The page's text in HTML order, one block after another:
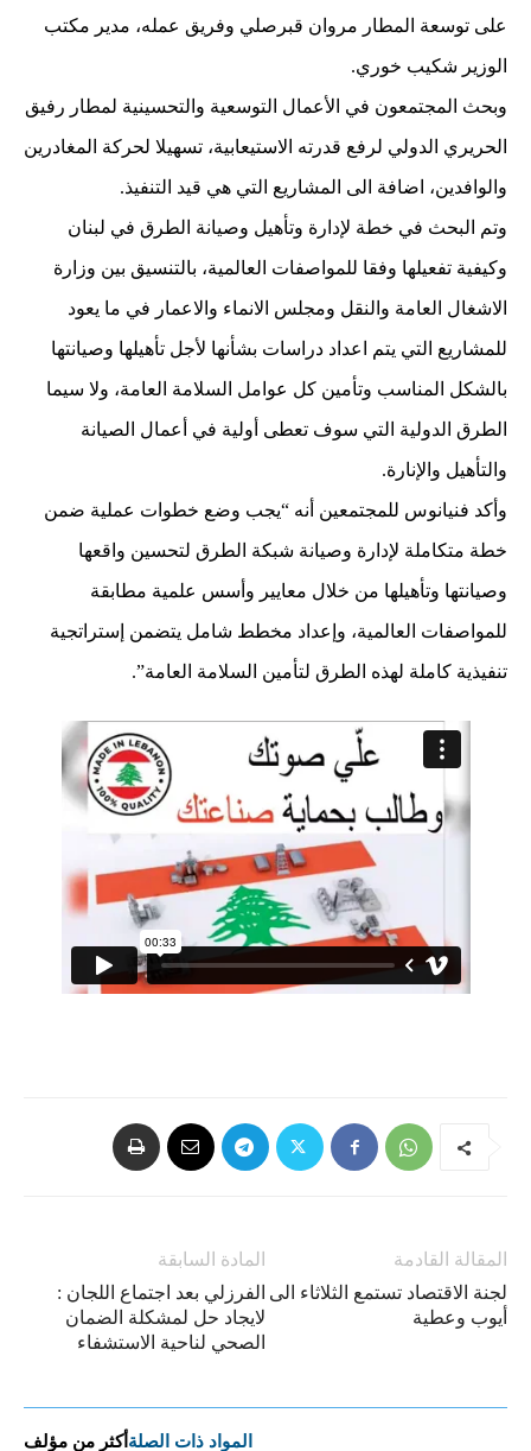
على توسعة المطار مروان قبرصلي وفريق عمله، مدير مكتب
الوزير شكيب خوري.
وبحث المجتمعون في الأعمال التوسعية والتحسينية لمطار رفيق
الحريري الدولي لرفع قدرته الاستيعابية، تسهيلا لحركة المغادرين
والوافدين، اضافة الى المشاريع التي هي قيد التنفيذ.
وتم البحث في خطة لإدارة وتأهيل وصيانة الطرق في لبنان
وكيفية تفعيلها وفقا للمواصفات العالمية، بالتنسيق بين وزارة
الاشغال العامة والنقل ومجلس الانماء والاعمار في ما يعود
للمشاريع التي يتم اعداد دراسات بشأنها لأجل تأهيلها وصيانتها
بالشكل المناسب وتأمين كل عوامل السلامة العامة، ولا سيما
الطرق الدولية التي سوف تعطى أولية في أعمال الصيانة
والتأهيل والإنارة.
وأكد فنيانوس للمجتمعين أنه “يجب وضع خطوات عملية ضمن
خطة متكاملة لإدارة وصيانة شبكة الطرق لتحسين واقعها
وصيانتها وتأهيلها من خلال معايير وأسس علمية مطابقة
للمواصفات العالمية، وإعداد مخطط شامل يتضمن إستراتجية
تنفيذية كاملة لهذه الطرق لتأمين السلامة العامة”.
المادة السابقة
الفرزلي بعد اجتماع اللجان :
لايجاد حل لمشكلة الضمان
الصحي لناحية الاستشفاء
المقالة القادمة
لجنة الاقتصاد تستمع الثلاثاء الى
أيوب وعطية
المواد ذات الصلة أكثر من مؤلف